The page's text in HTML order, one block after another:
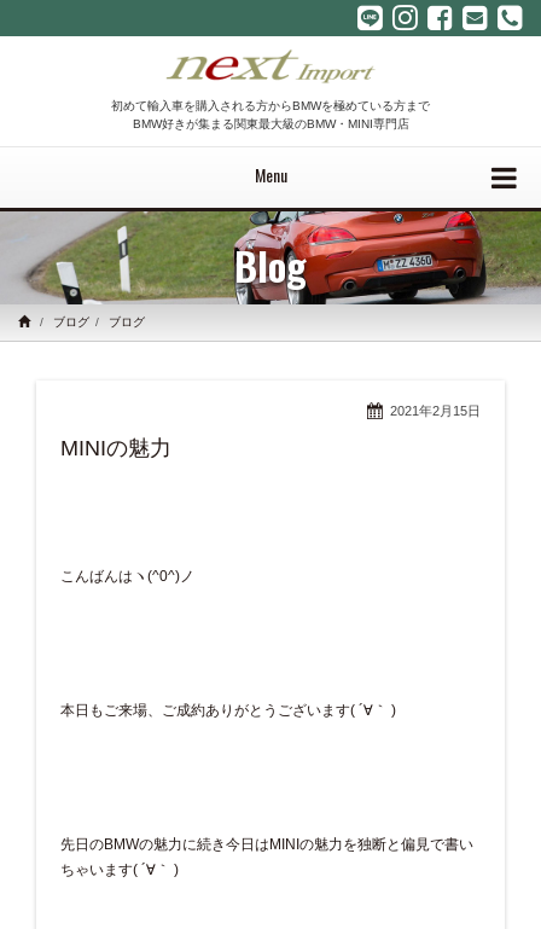
初めて輸入車を購入される方からBMWを極めている方まで
BMW好きが集まる関東最大級のBMW・MINI専門店
Menu
Blog
ブログ ブログ
2021年2月15日
MINIの魅力
こんばんはヽ(^0^)ノ
本日もご来場、ご成約ありがとうございます( ´∀｀ )
先日のBMWの魅力に続き今日はMINIの魅力を独断と偏見で書い
ちゃいます( ´∀｀ )